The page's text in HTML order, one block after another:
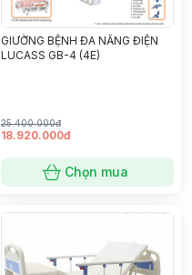
GIƯỜNG BỆNH ĐA NĂNG ĐIỆN
LUCASS GB-4 (4E)
25.400.000đ
18.920.000đ
Chọn mua